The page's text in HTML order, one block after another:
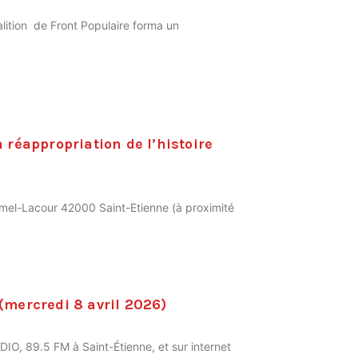
de Front Populaire forma un
réappropriation de l’histoire
Lacour 42000 Saint-Etienne (à proximité
8 avril 2026)
89.5 FM à Saint-Étienne, et sur internet